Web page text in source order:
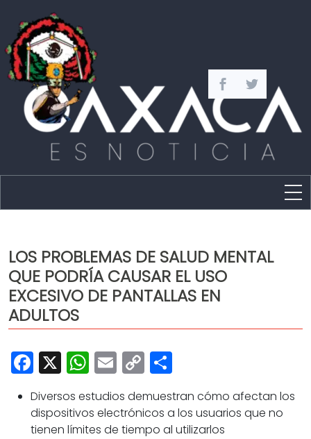
Capital
Policíaca
Cultura
Opinión
LOS PROBLEMAS DE SALUD MENTAL
QUE PODRÍA CAUSAR EL USO
EXCESIVO DE PANTALLAS EN
ADULTOS
Facebook
X WhatsApp
Email
Copy
Link
Diversos estudios demuestran cómo afectan los
dispositivos electrónicos a los usuarios que no
tienen límites de tiempo al utilizarlos